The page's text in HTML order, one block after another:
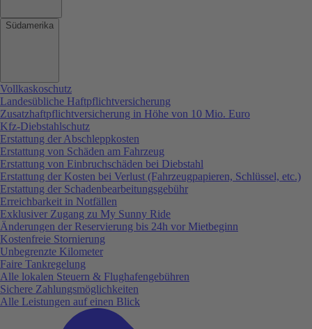
Südamerika
Vollkaskoschutz
Landesübliche Haftpflichtversicherung
Zusatzhaftpflichtversicherung in Höhe von 10 Mio. Euro
Kfz-Diebstahlschutz
Erstattung der Abschleppkosten
Erstattung von Schäden am Fahrzeug
Erstattung von Einbruchschäden bei Diebstahl
Erstattung der Kosten bei Verlust (Fahrzeugpapieren, Schlüssel, etc.)
Erstattung der Schadenbearbeitungsgebühr
Erreichbarkeit in Notfällen
Exklusiver Zugang zu My Sunny Ride
Änderungen der Reservierung bis 24h vor Mietbeginn
Kostenfreie Stornierung
Unbegrenzte Kilometer
Faire Tankregelung
Alle lokalen Steuern & Flughafengebühren
Sichere Zahlungsmöglichkeiten
Alle Leistungen auf einen Blick